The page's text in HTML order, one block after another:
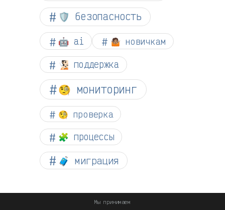
🛡️ безопасность
🤖 ai 🤷🏽 новичкам
🧏🏻 поддержка
🧐 мониторинг
🧐 проверка
🧩 процессы
🧳 миграция
Мы принимаем